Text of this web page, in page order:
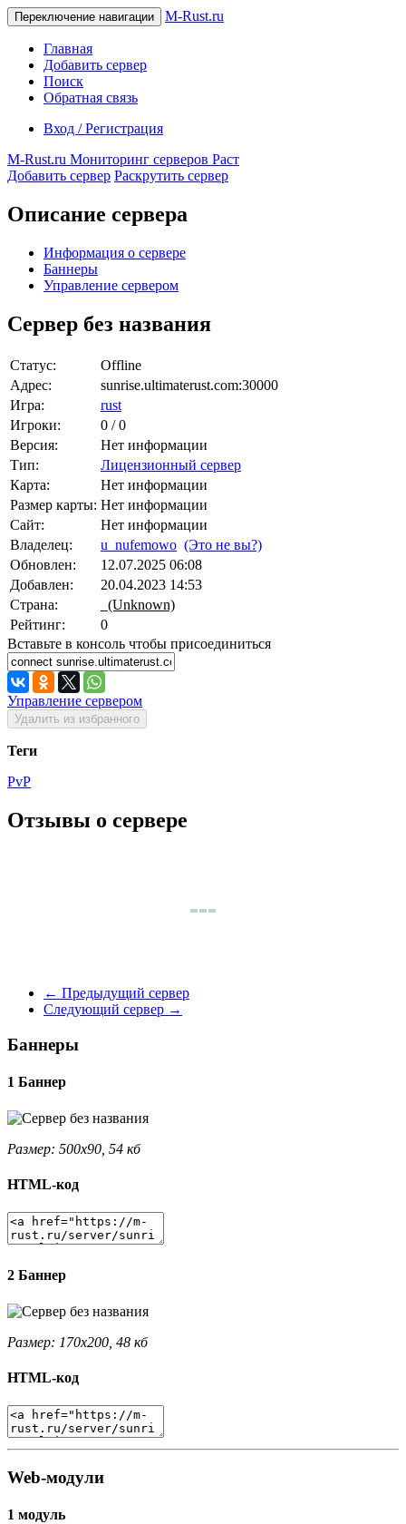
Переключение навигации M-Rust.ru
Главная
Добавить сервер
Поиск
Обратная связь
Вход / Регистрация
M-Rust.ru Мониторинг серверов Раст
Добавить сервер Раскрутить сервер
Описание сервера
Информация о сервере
Баннеры
Управление сервером
Сервер без названия
Статус:
Offline
Адрес:
sunrise.ultimaterust.com:30000
Игра:
rust
Игроки:
0 / 0
Версия:
Нет информации
Тип:
Лицензионный сервер
Карта:
Нет информации
Размер карты: Нет информации
Сайт:
Нет информации
Владелец:
u_nufemowo (Это не вы?)
Обновлен:
12.07.2025 06:08
Добавлен:
20.04.2023 14:53
Страна:
(Unknown)
Рейтинг:
0
Вставьте в консоль чтобы присоединиться
Управление сервером
Удалить из избранного
Теги
PvP
Отзывы о сервере
← Предыдущий сервер
Следующий сервер →
Баннеры
1 Баннер
Размер: 500x90, 54 кб
HTML-код
2 Баннер
Размер: 170x200, 48 кб
HTML-код
Web-модули
1 модуль